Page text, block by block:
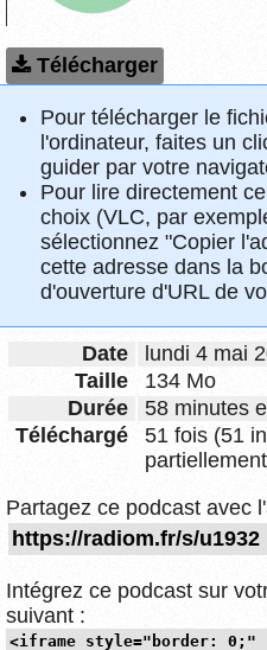
Télécharger
Pour télécharger le
l'ordinateur, faites un
guider par votre
Pour lire directement
choix (VLC, par
sélectionnez "Copier
cette adresse dans la
d'ouverture d'URL de
Date
lundi 4 mai
Taille
134 Mo
Durée
58 minutes
Téléchargé
51 fois (51
Partagez ce podcast avec
Intégrez ce podcast sur
suivant :